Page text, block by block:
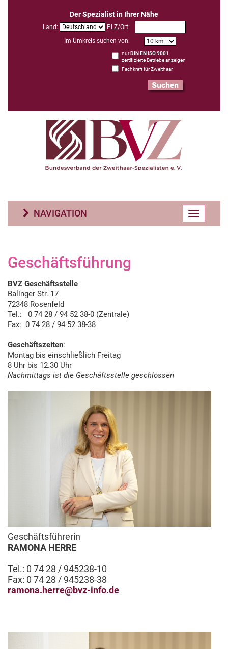
Der Spezialist in Ihrer Nähe
Land:
PLZ/Ort:
Im Umkreis suchen von:
nurDIN EN ISO 9001
zertifizierte Betriebe anzeigen
Fachkraft für Zweithaar
NAVIGATION
Toggle
navigation
Geschäftsführung
BVZ Geschäftsstelle
Balinger Str. 17
72348 Rosenfeld
Tel.: 0 74 28 / 94 52 38-0 (Zentrale)
Fax: 0 74 28 / 94 52 38-38
Geschäftszeiten:
Montag bis einschließlich Freitag
8 Uhr bis 12.30 Uhr
Nachmittags ist die Geschäftsstelle geschlossen
Geschäftsführerin
RAMONA HERRE
Tel.: 0 74 28 / 945238-10
Fax: 0 74 28 / 945238-38
ramona.herre@bvz-info.de